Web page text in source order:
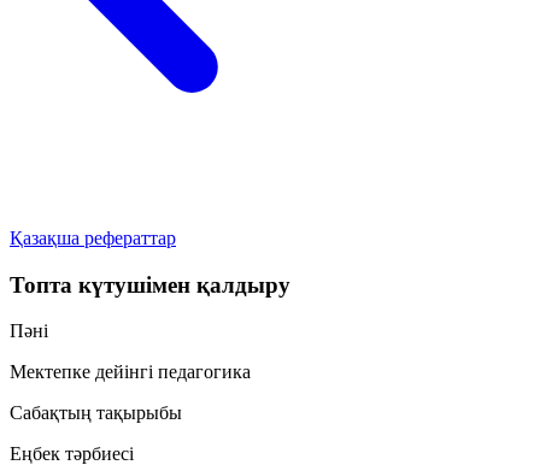
Қазақша рефераттар
Топта күтушімен қалдыру
Пәні
Мектепке дейінгі педагогика
Сабақтың тақырыбы
Еңбек тәрбиесі